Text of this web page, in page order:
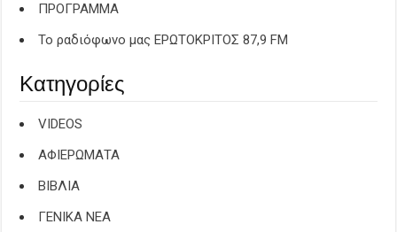
ΠΡΟΓΡΑΜΜΑ
Το ραδιόφωνο μας ΕΡΩΤΟΚΡΙΤΟΣ 87,9 FM
Κατηγορίες
VIDEOS
ΑΦΙΕΡΩΜΑΤΑ
ΒΙΒΛΙΑ
ΓΕΝΙΚΑ ΝΕΑ